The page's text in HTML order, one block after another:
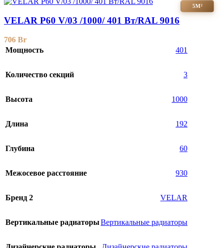
5М²
VELAR P60 V/03 /1000/ 401 Bт/RAL 9016
706 Br
Мощность
401
Количество секций 3
Высота 1000
Длина 192
Глубина 60
Межосевое расстояние 930
Бренд 2 VELAR
Вертикальные радиаторыВертикальные радиаторы